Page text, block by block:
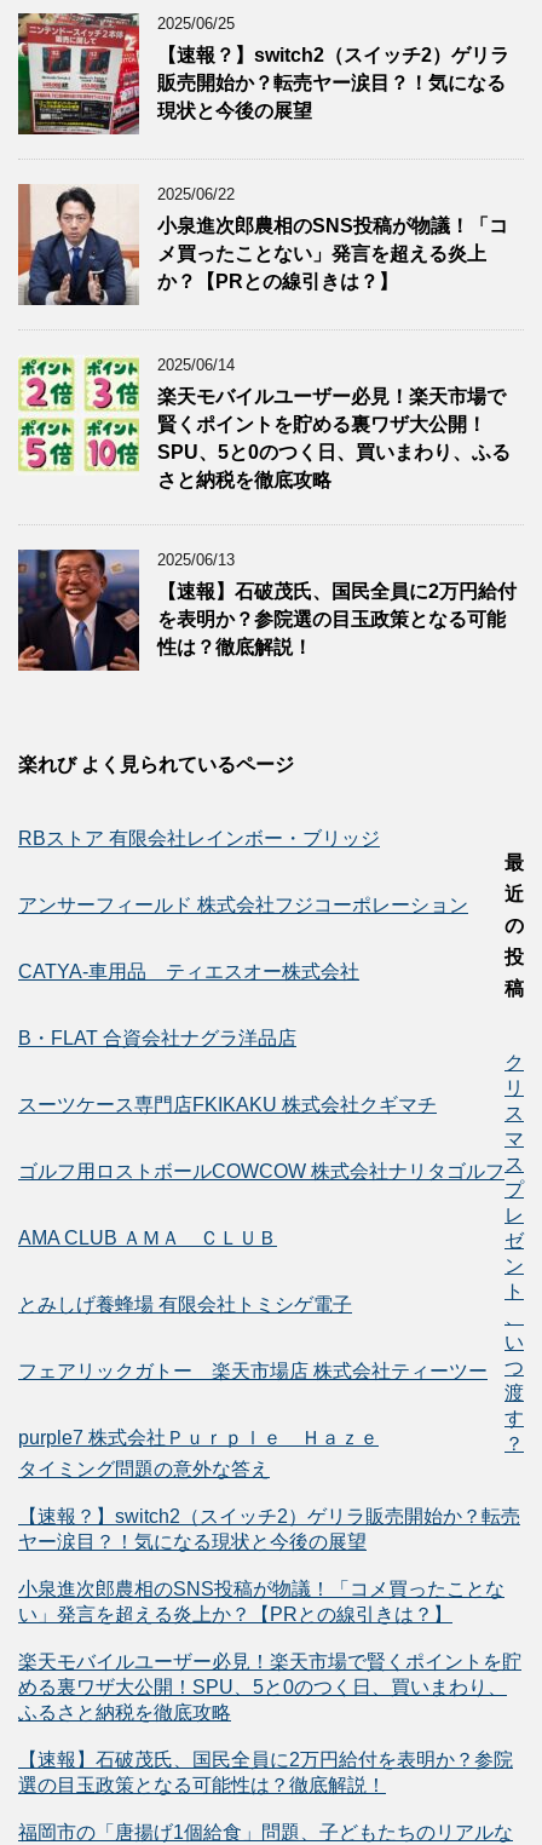
2025/06/25
【速報？】switch2（スイッチ2）ゲリラ
販売開始か？転売ヤー涙目？！気になる
現状と今後の展望
2025/06/22
小泉進次郎農相のSNS投稿が物議！「コ
メ買ったことない」発言を超える炎上
か？【PRとの線引きは？】
2025/06/14
楽天モバイルユーザー必見！楽天市場で
賢くポイントを貯める裏ワザ大公開！
SPU、5と0のつく日、買いまわり、ふる
さと納税を徹底攻略
2025/06/13
【速報】石破茂氏、国民全員に2万円給付
を表明か？参院選の目玉政策となる可能
性は？徹底解説！
楽れび よく見られているページ
RBストア 有限会社レインボー・ブリッジ
アンサーフィールド 株式会社フジコーポレーション
CATYA-車用品 ティエスオー株式会社
B・FLAT 合資会社ナグラ洋品店
スーツケース専門店FKIKAKU 株式会社クギマチ
ゴルフ用ロストボールCOWCOW 株式会社ナリタゴルフ
AMA CLUB ＡＭＡ ＣＬＵＢ
とみしげ養蜂場 有限会社トミシゲ電子
フェアリックガトー 楽天市場店 株式会社ティーツー
purple7 株式会社Ｐｕｒｐｌｅ Ｈａｚｅ
最
近
の
投
稿
ク
リ
ス
マ
ス
プ
レ
ゼ
ン
ト
い
つ
渡
す
？
タイミング問題の意外な答え
【速報？】switch2（スイッチ2）ゲリラ販売開始か？転売
ヤー涙目？！気になる現状と今後の展望
小泉進次郎農相のSNS投稿が物議！「コメ買ったことな
い」発言を超える炎上か？【PRとの線引きは？】
楽天モバイルユーザー必見！楽天市場で賢くポイントを貯
める裏ワザ大公開！SPU、5と0のつく日、買いまわり、
ふるさと納税を徹底攻略
【速報】石破茂氏、国民全員に2万円給付を表明か？参院
選の目玉政策となる可能性は？徹底解説！
福岡市の「唐揚げ1個給食」問題、子どもたちのリアルな